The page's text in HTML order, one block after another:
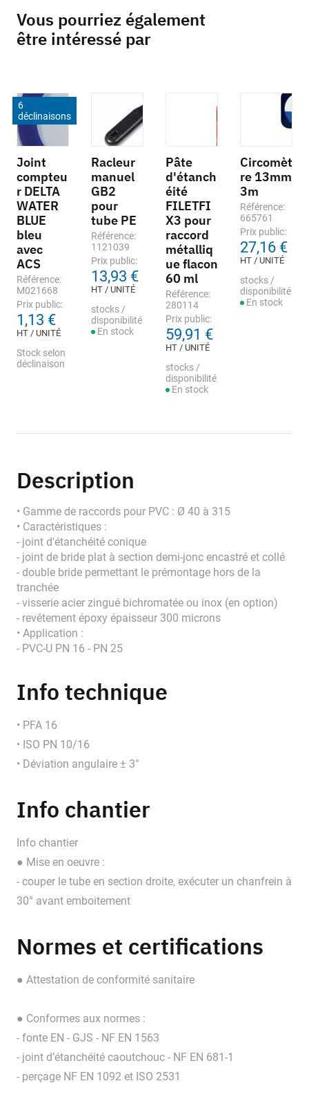
Vous pourriez également
être intéressé par
6
déclinaisons
Joint
compteu
r DELTA
WATER
BLUE
bleu
avec
ACS
Référence:
M021668
Prix public:
1,13 €
HT / UNITÉ
Stock selon
déclinaison
Racleur
manuel
GB2
pour
tube PE
Référence:
1121039
Prix public:
13,93 €
HT / UNITÉ
stocks /
disponibilité
En stock
Pâte
d'étanch
éité
FILETFI
X3 pour
raccord
métalliq
ue flacon
60 ml
Référence:
280114
Prix public:
59,91 €
HT / UNITÉ
stocks /
disponibilité
En stock
Circomèt
re 13mm
3m
Référence:
665761
Prix public:
27,16 €
HT / UNITÉ
stocks /
disponibilité
En stock
Description
• Gamme de raccords pour PVC : Ø 40 à 315
• Caractéristiques :
- joint d'étanchéité conique
- joint de bride plat à section demi-jonc encastré et collé
- double bride permettant le prémontage hors de la
tranchée
- visserie acier zingué bichromatée ou inox (en option)
- revêtement époxy épaisseur 300 microns
• Application :
- PVC-U PN 16 - PN 25
Info technique
• PFA 16
• ISO PN 10/16
• Déviation angulaire ± 3°
Info chantier
Info chantier
● Mise en oeuvre :
- couper le tube en section droite, exécuter un chanfrein à
30° avant emboitement
Normes et certifications
● Attestation de conformité sanitaire
● Conformes aux normes :
- fonte EN - GJS - NF EN 1563
- joint d’étanchéité caoutchouc - NF EN 681-1
- perçage NF EN 1092 et ISO 2531